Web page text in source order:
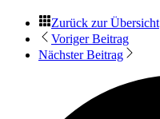
Zurück zur Übersicht
Voriger Beitrag
Nächster Beitrag